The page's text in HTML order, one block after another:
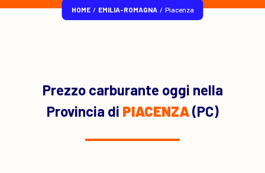
HOME / EMILIA-ROMAGNA / Piacenza
Prezzo carburante oggi nella
Provincia di PIACENZA(PC)